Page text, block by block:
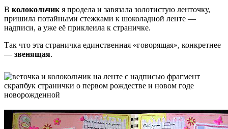
В колокольчик я продела и завязала золотистую ленточку,
пришила потайными стежками к шоколадной ленте —
надписи, а уже её приклеила к страничке.
Так что эта страничка единственная «говорящая», конкретнее
— звенящая.